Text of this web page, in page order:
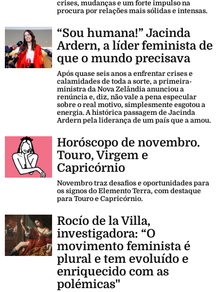
crises, mudanças e um forte impulso na
procura por relações mais sólidas e intensas.
“Sou humana!” Jacinda
Ardern, a líder feminista de
que o mundo precisava
Após quase seis anos a enfrentar crises e
calamidades de toda a sorte, a primeira-
ministra da Nova Zelândia anunciou a
renúncia e, diz, não vale a pena especular
sobre o real motivo, simplesmente esgotou a
energia. A histórica passagem de Jacinda
Ardern pela liderança de um país que a amou.
Horóscopo de novembro.
Touro, Virgem e
Capricórnio
Novembro traz desafios e oportunidades para
os signos do Elemento Terra, com destaque
para Touro e Capricórnio.
Rocío de la Villa,
investigadora: “O
movimento feminista é
plural e tem evoluído e
enriquecido com as
polémicas"